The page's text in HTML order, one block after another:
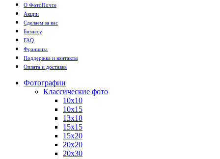
О ФотоПочте
Акции
Сделаем за вас
Бизнесу
FAQ
Франшиза
Поддержка и контакты
Оплата и доставка
Фотографии
Классические фото
10х10
10х15
13х18
15х15
15х20
20х20
20х30